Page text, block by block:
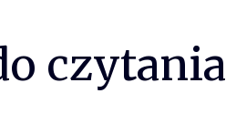
czytania